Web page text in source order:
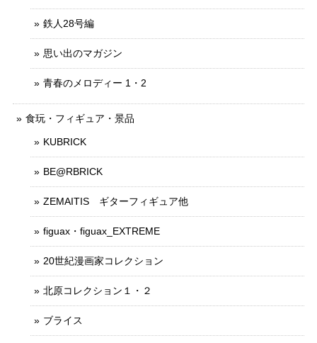
鉄人28号編
思い出のマガジン
青春のメロディー 1・2
食玩・フィギュア・景品
KUBRICK
BE@RBRICK
ZEMAITIS ギターフィギュア他
figuax・figuax_EXTREME
20世紀漫画家コレクション
北原コレクション１・２
ブライス